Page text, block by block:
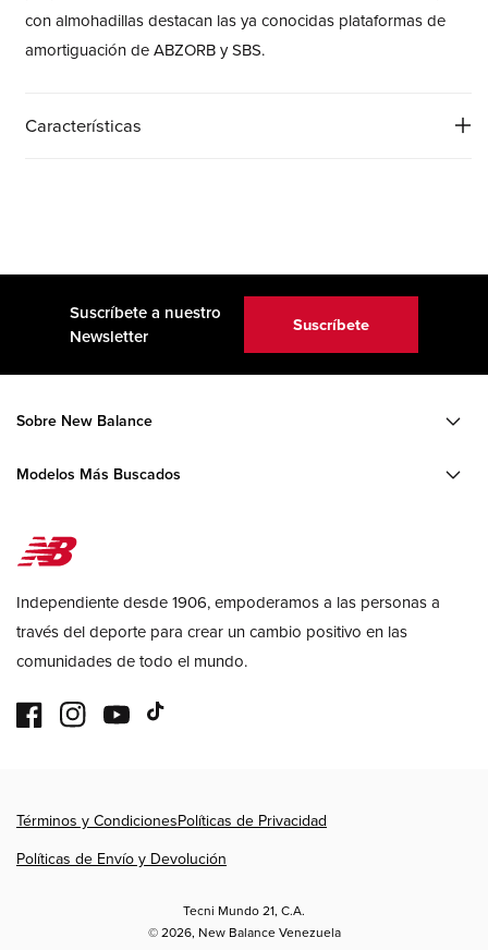
con almohadillas destacan las ya conocidas plataformas de
amortiguación de ABZORB y SBS.
Características
Suscríbete a nuestro
Newsletter
Suscríbete
Sobre New Balance
Modelos Más Buscados
Independiente desde 1906, empoderamos a las personas a
través del deporte para crear un cambio positivo en las
comunidades de todo el mundo.
FacebookInstagramYouTubeTikTok
de
Términos y CondicionesPolíticas de Privacidad
Políticas de Envío y Devolución
Tecni Mundo 21, C.A.
© 2026, New Balance Venezuela